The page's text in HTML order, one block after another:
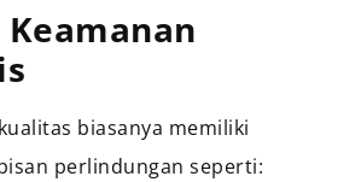
Keamanan
biasanya memiliki
perlindungan seperti: